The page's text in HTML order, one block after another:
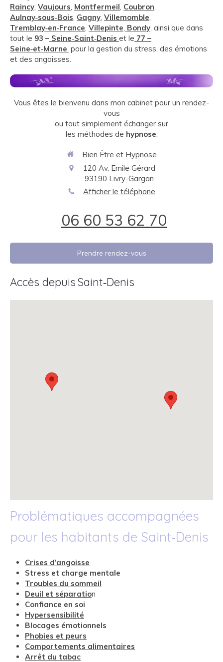
Raincy, Vaujours, Montfermeil, Coubron,
Aulnay‑sous‑Bois, Gagny, Villemomble,
Tremblay‑en‑France, Villepinte, Bondy, ainsi que dans
tout le 93 – Seine‑Saint‑Denis et le 77 –
Seine‑et‑Marne. pour la gestion du stress, des émotions
et des angoisses.
Vous êtes le bienvenu dans mon cabinet pour un rendez-
vous
ou tout simplement échanger sur
les méthodes de hypnose
Bien Être et Hypnose
120 Av. Emile Gérard
93190 Livry-Gargan
Afficher le téléphone
06 60 53 62 70
Prendre rendez-vous
Accès depuis Saint‑Denis
Problématiques accompagnées
pour les habitants de Saint‑Denis
Crises d’angoisse
Stress et charge mentale
Troubles du sommeil
Deuil et séparation
Confiance en soi
Hypersensibilité
Blocages émotionnels
Phobies et peurs
Comportements alimentaires
Arrêt du tabac